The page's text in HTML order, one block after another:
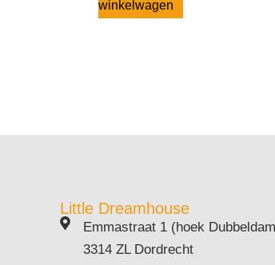
winkelwagen
Little Dreamhouse
Emmastraat 1 (hoek
3314 ZL Dordrecht